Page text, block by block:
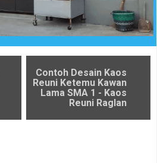
Contoh Desain Kaos
Reuni Ketemu Kawan
Lama SMA 1 - Kaos
Reuni Raglan